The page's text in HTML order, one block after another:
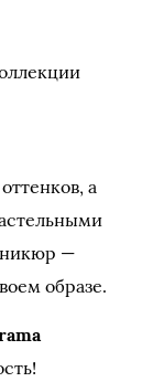
а
—
образе.